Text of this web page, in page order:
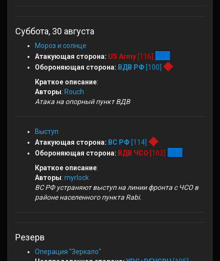
Суббота, 30 августа
Мороз и солнце
Атакующая сторона: US Army [116]
Обороняющая сторона: ВДВ РФ [100]
Краткое описание:
Авторы: Rouch
Атака на опорный пункт ВДВ
Выступ
Атакующая сторона: ВС РФ [114]
Обороняющая сторона: ВДВ ЧСО [103]
Краткое описание:
Авторы: myrlock
ВС РФ устраняют выступ на линии фронта с ЧСО в
районе населенного пункта Rabi.
Резерв
Операция "Зеркало"